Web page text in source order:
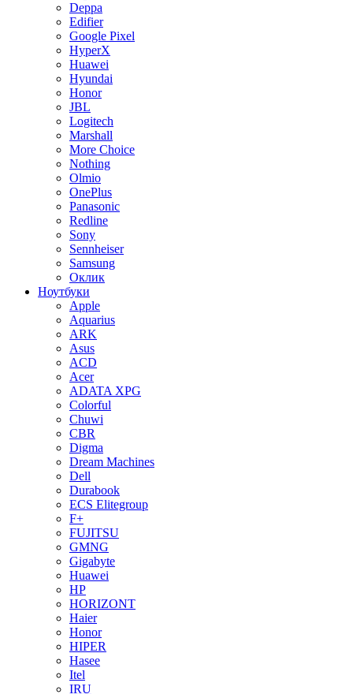
Deppa
Edifier
Google Pixel
HyperX
Huawei
Hyundai
Honor
JBL
Logitech
Marshall
More Choice
Nothing
Olmio
OnePlus
Panasonic
Redline
Sony
Sennheiser
Samsung
Оклик
Ноутбуки
Apple
Aquarius
ARK
Asus
ACD
Acer
ADATA XPG
Colorful
Chuwi
CBR
Digma
Dream Machines
Dell
Durabook
ECS Elitegroup
F+
FUJITSU
GMNG
Gigabyte
Huawei
HP
HORIZONT
Haier
Honor
HIPER
Hasee
Itel
IRU